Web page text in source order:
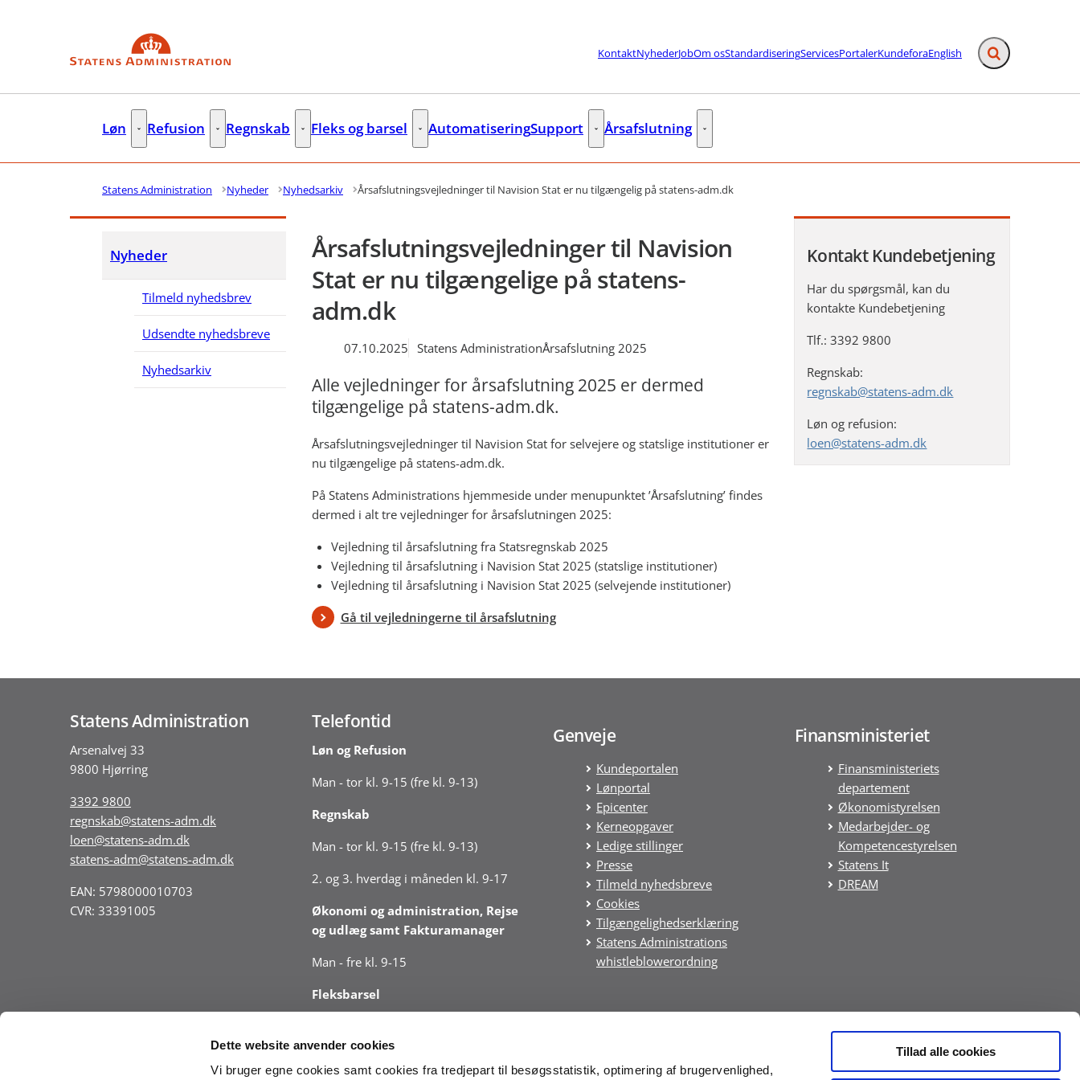
Dette website anvender cookies
Vi bruger egne cookies samt cookies fra tredjepart til besøgsstatistik, optimering af brugervenlighed,
Tillad alle cookies
KontaktNyhederJobOm osStandardiseringServicesPortalerKundeforaEnglish Fold søgefelt ud
Løn Løn - Flere links
Refusion Refusion - Flere links
Regnskab Regnskab - Flere links
Fleks og barsel Fleks og barsel - Flere links
AutomatiseringSupport Support - Flere links
Årsafslutning Årsafslutning - Flere links
Statens Administration Nyheder Nyhedsarkiv Årsafslutningsvejledninger til Navision Stat er nu tilgængelig på statens-adm.dk
Nyheder
Tilmeld nyhedsbrev
Udsendte nyhedsbreve
Nyhedsarkiv
Årsafslutningsvejledninger til Navision
Stat er nu tilgængelige på statens-
adm.dk
07.10.2025 Statens AdministrationÅrsafslutning 2025
Alle vejledninger for årsafslutning 2025 er dermed
tilgængelige på statens-adm.dk.
Årsafslutningsvejledninger til Navision Stat for selvejere og statslige institutioner er
nu tilgængelige på statens-adm.dk.
På Statens Administrations hjemmeside under menupunktet ’Årsafslutning’ findes
dermed i alt tre vejledninger for årsafslutningen 2025:
Vejledning til årsafslutning fra Statsregnskab 2025
Vejledning til årsafslutning i Navision Stat 2025 (statslige institutioner)
Vejledning til årsafslutning i Navision Stat 2025 (selvejende institutioner)
Gå til vejledningerne til årsafslutning
Kontakt Kundebetjening
Har du spørgsmål, kan du
kontakte Kundebetjening
Tlf.: 3392 9800
Regnskab:
regnskab@statens-adm.dk
Løn og refusion:
loen@statens-adm.dk
Statens Administration
Arsenalvej 33
9800 Hjørring
3392 9800
regnskab@statens-adm.dk
loen@statens-adm.dk
statens-adm@statens-adm.dk
EAN: 5798000010703
CVR: 33391005
Telefontid
Løn og Refusion
Man - tor kl. 9-15 (fre kl. 9-13)
Regnskab
Man - tor kl. 9-15 (fre kl. 9-13)
2. og 3. hverdag i måneden kl. 9-17
Økonomi og administration, Rejse
og udlæg samt Fakturamanager
Man - fre kl. 9-15
Fleksbarsel
Genveje
Kundeportalen
Lønportal
Epicenter
Kerneopgaver
Ledige stillinger
Presse
Tilmeld nyhedsbreve
Cookies
Tilgængelighedserklæring
Statens Administrations
whistleblowerordning
Finansministeriet
Finansministeriets
departement
Økonomistyrelsen
Medarbejder- og
Kompetencestyrelsen
Statens It
DREAM